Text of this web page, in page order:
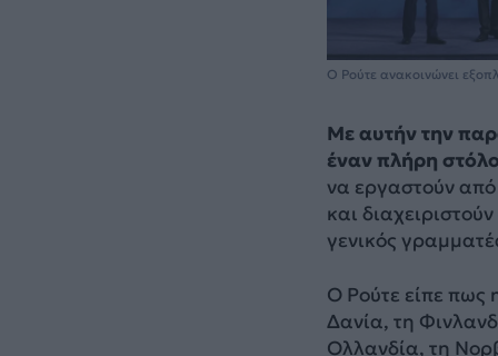
Ο Ρούτε ανακοινώνει
Με αυτήν την
έναν πλήρη
να εργαστούν
και
γενικός
Ο Ρούτε είπε πως
Δανία, τη
Ολλανδία, τη